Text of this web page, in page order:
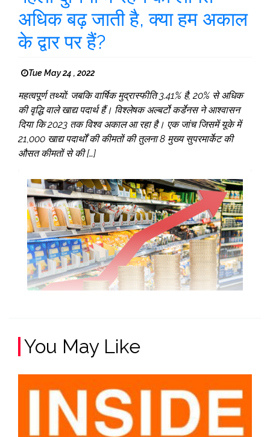
अधिक बढ़ जाती है, क्या हम अकाल
के द्वार पर हैं?
Tue May 24 , 2022
महत्वपूर्ण तथ्यों: जबकि वार्षिक मुद्रास्फीति 3.41% है, 20% से अधिक
की वृद्धि वाले खाद्य पदार्थ हैं। विश्लेषक अल्बर्टो कर्डेनस ने आश्वासन
दिया कि 2023 तक विश्व अकाल आ रहा है। एक जांच जिसमें यूके में
21,000 खाद्य पदार्थों की कीमतों की तुलना 8 मुख्य सुपरमार्केट की
औसत कीमतों से की […]
You May Like